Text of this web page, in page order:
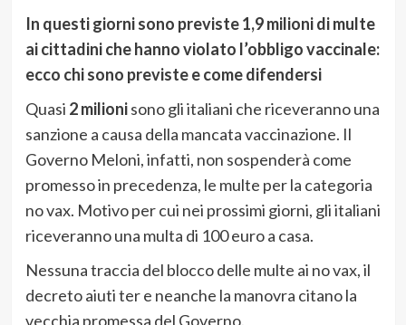
In questi giorni sono previste 1,9 milioni di multe
ai cittadini che hanno violato l’obbligo vaccinale:
ecco chi sono previste e come difendersi
Quasi 2 milionisono gli italiani che riceveranno una
sanzione a causa della mancata vaccinazione. Il
Governo Meloni, infatti, non sospenderà come
promesso in precedenza, le multe per la categoria
no vax. Motivo per cui nei prossimi giorni, gli italiani
riceveranno una multa di 100 euro a casa.
Nessuna traccia del blocco delle multe ai no vax, il
decreto aiuti ter e neanche la manovra citano la
vecchia promessa del Governo.